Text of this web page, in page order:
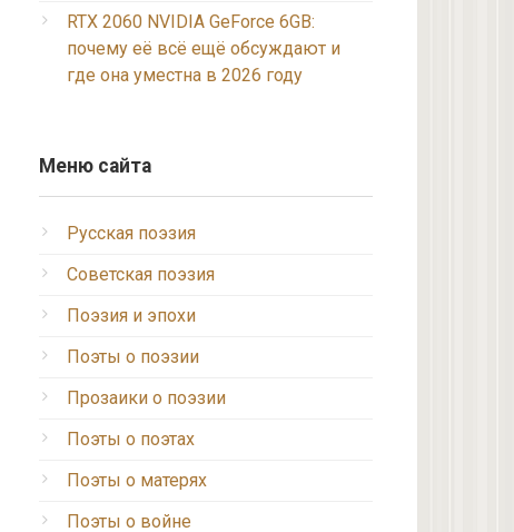
RTX 2060 NVIDIA GeForce 6GB:
почему её всё ещё обсуждают и
где она уместна в 2026 году
Меню сайта
Русская поэзия
Советская поэзия
Поэзия и эпохи
Поэты о поэзии
Прозаики о поэзии
Поэты о поэтах
Поэты о матерях
Поэты о войне